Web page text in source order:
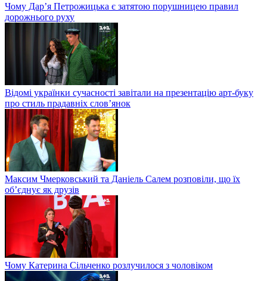
Чому Дар’я Петрожицька є затятою порушницею правил
дорожнього руху
Відомі українки сучасності завітали на презентацію арт-буку
про стиль прадавніх слов’янок
Максим Чмерковський та Даніель Салем розповіли, що їх
об’єднує як друзів
Чому Катерина Сільченко розлучилося з чоловіком